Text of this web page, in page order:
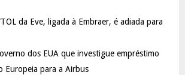
da Eve, ligada à Embraer, é adiada para
dos EUA que investigue empréstimo
Europeia para a Airbus